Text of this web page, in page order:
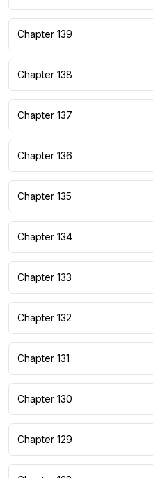
Chapter 139
Chapter 138
Chapter 137
Chapter 136
Chapter 135
Chapter 134
Chapter 133
Chapter 132
Chapter 131
Chapter 130
Chapter 129